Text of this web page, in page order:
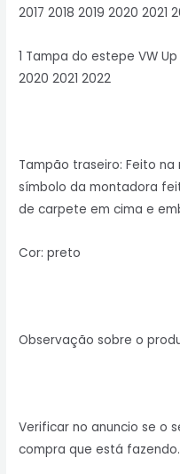
2017 2018 2019 2020 2021
1 Tampa do estepe VW Up
2020 2021 2022
Tampão traseiro: Feito
símbolo da montadora
de carpete em cima e
Cor: preto
Observação sobre o
Verificar no anuncio se o
compra que está fazendo.